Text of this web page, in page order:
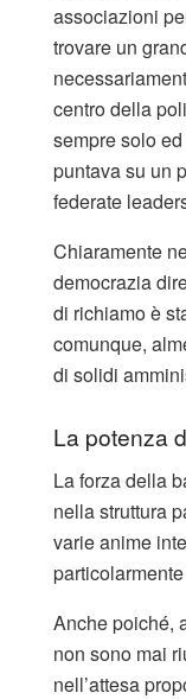
associazioni
trovare un
centro della
sempre solo
puntava su un
federate
Chiaramente
democrazia
di richiamo è
comunque,
di solidi
La potenza
La forza della
nella struttura
varie anime
Anche poiché,
non sono mai
nell’attesa